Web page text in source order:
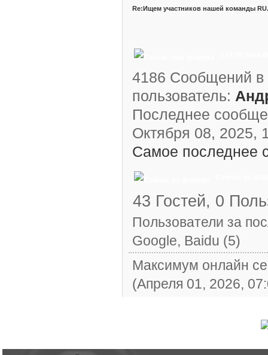
Re:Ищем участников нашей команды
4186 Сообщений в
пользователь:
Последнее
Октября 08, 2025,
Самое последнее
43 Гостей, 0
Пользователи за
Google, Baidu (5)
Максимум онлайн
(Апреля 01, 2026,